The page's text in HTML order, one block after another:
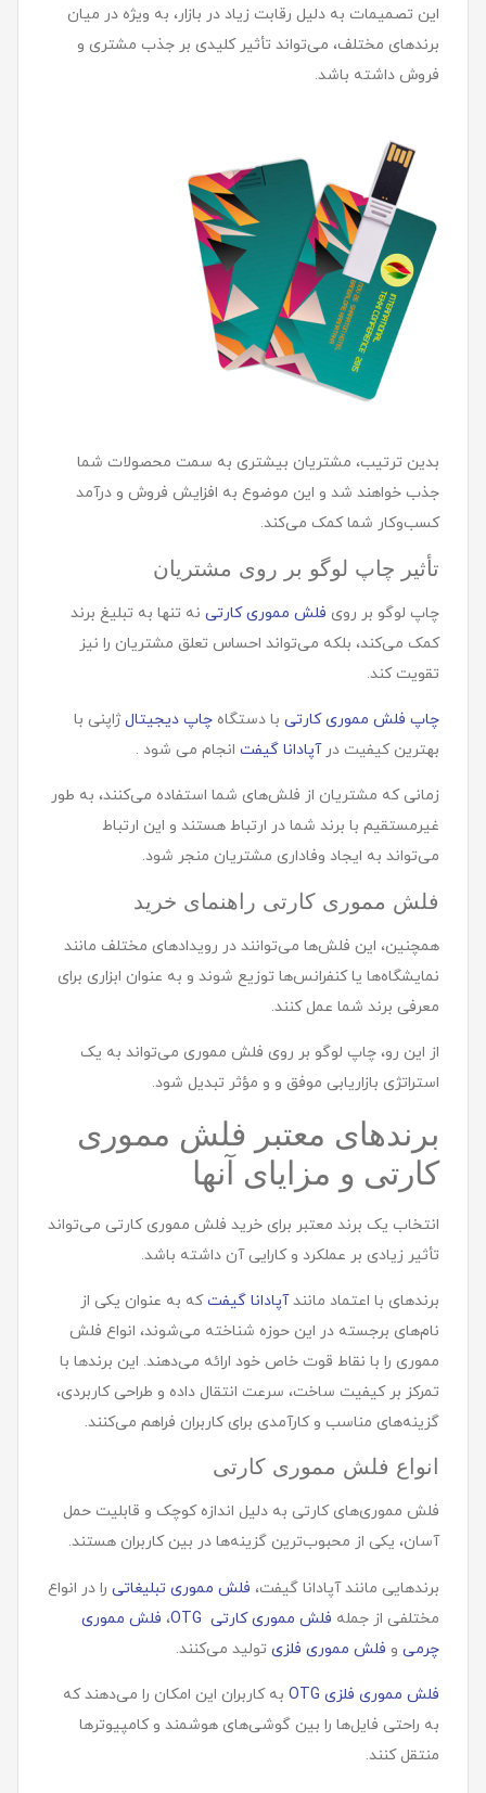
این تصمیمات به دلیل رقابت زیاد در بازار، به ویژه در میان
برندهای مختلف، می‌تواند تأثیر کلیدی بر جذب مشتری و
فروش داشته باشد.
بدین ترتیب، مشتریان بیشتری به سمت محصولات شما
جذب خواهند شد و این موضوع به افزایش فروش و درآمد
کسب‌وکار شما کمک می‌کند.
تأثیر چاپ لوگو بر روی مشتریان
چاپ لوگو بر روی فلش مموری کارتی نه تنها به تبلیغ برند
کمک می‌کند، بلکه می‌تواند احساس تعلق مشتریان را نیز
تقویت کند.
چاپ فلش مموری کارتی با دستگاه چاپ دیجیتال ژاپنی با
بهترین کیفیت در آپادانا گیفت انجام می شود .
زمانی که مشتریان از فلش‌های شما استفاده می‌کنند، به طور
غیرمستقیم با برند شما در ارتباط هستند و این ارتباط
می‌تواند به ایجاد وفاداری مشتریان منجر شود.
فلش مموری کارتی راهنمای خرید
همچنین، این فلش‌ها می‌توانند در رویدادهای مختلف مانند
نمایشگاه‌ها یا کنفرانس‌ها توزیع شوند و به عنوان ابزاری برای
معرفی برند شما عمل کنند.
از این رو، چاپ لوگو بر روی فلش مموری می‌تواند به یک
استراتژی بازاریابی موفق و و مؤثر تبدیل شود.
برندهای معتبر فلش مموری
کارتی و مزایای آنها
انتخاب یک برند معتبر برای خرید فلش مموری کارتی می‌تواند
تأثیر زیادی بر عملکرد و کارایی آن داشته باشد.
برندهای با اعتماد مانندآپادانا گیفتکه به عنوان یکی از
نام‌های برجسته در این حوزه شناخته می‌شوند، انواع فلش
مموری را با نقاط قوت خاص خود ارائه می‌دهند. این برندها با
تمرکز بر کیفیت ساخت، سرعت انتقال داده و طراحی کاربردی،
گزینه‌های مناسب و کارآمدی برای کاربران فراهم می‌کنند.
انواع فلش مموری کارتی
فلش مموری‌های کارتی به دلیل اندازه کوچک و قابلیت حمل
آسان، یکی از محبوب‌ترین گزینه‌ها در بین کاربران هستند.
برندهایی مانند آپادانا گیفت، فلش مموری‌ تبلیغاتی را در انواع
مختلفی از جمله فلش مموری کارتی OTG ، فلش مموری
چرمی و فلش مموری فلزی تولید می‌کنند.
فلش مموری‌ فلزی OTG
به کاربران این امکان را می‌دهند که
به راحتی فایل‌ها را بین گوشی‌های هوشمند و کامپیوترها
منتقل کنند.